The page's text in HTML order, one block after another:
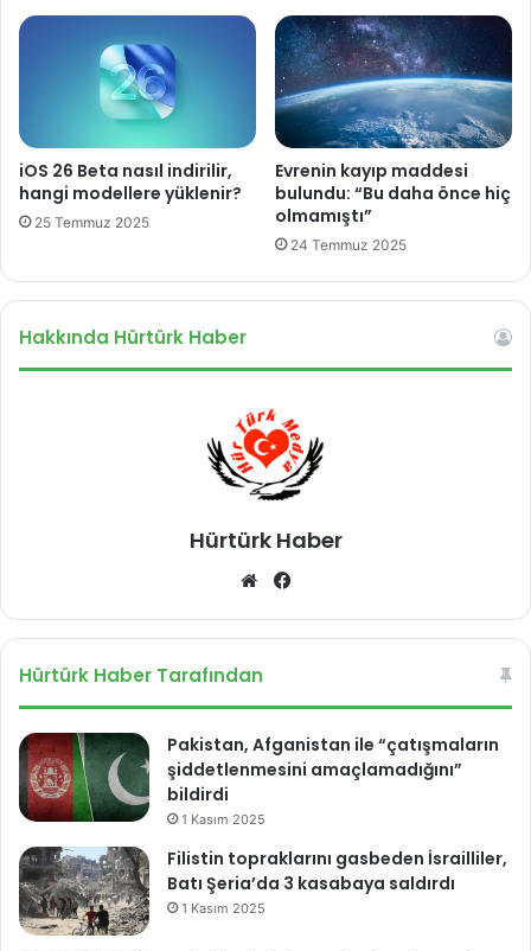
H
r
a
y
e
i
a
iOS 26 Beta nasıl indirilir,
hangi modellere yüklenir?
25 Temmuz 2025
Evrenin kayıp maddesi
bulundu: “Bu daha önce hiç
olmamıştı”
24 Temmuz 2025
Hakkında Hürtürk Haber
Hürtürk Haber
We
sit bo
Hürtürk Haber Tarafından
Pakistan, Afganistan ile “çatışmaların
şiddetlenmesini amaçlamadığını”
bildirdi
1 Kasım 2025
Filistin topraklarını gasbeden İsrailliler,
Batı Şeria’da 3 kasabaya saldırdı
1 Kasım 2025